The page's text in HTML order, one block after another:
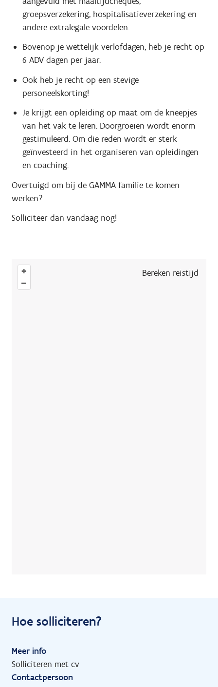
groepsverzekering, hospitalisatieverzekering en
andere extralegale voordelen.
Bovenop je wettelijk verlofdagen, heb je recht op
6 ADV dagen per jaar.
Ook heb je recht op een stevige
personeelskorting!
Je krijgt een opleiding op maat om de kneepjes
van het vak te leren. Doorgroeien wordt enorm
gestimuleerd. Om die reden wordt er sterk
geïnvesteerd in het organiseren van opleidingen
en coaching.
Overtuigd om bij de GAMMA familie te komen
werken?
Solliciteer dan vandaag nog!
+
–
Bereken reistijd
Hoe solliciteren?
Meer info
Solliciteren met cv
Contactpersoon